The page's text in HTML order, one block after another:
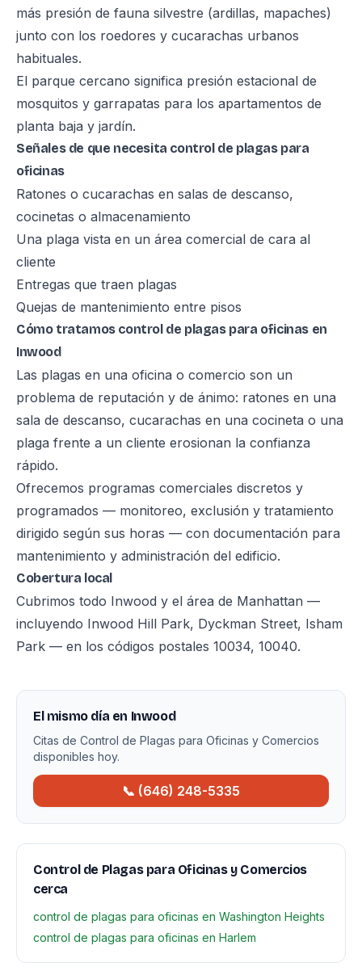
más presión de fauna silvestre (ardillas, mapaches)
junto con los roedores y cucarachas urbanos
habituales.
El parque cercano significa presión estacional de
mosquitos y garrapatas para los apartamentos de
planta baja y jardín.
Señales de que necesita control de plagas para
oficinas
Ratones o cucarachas en salas de descanso,
cocinetas o almacenamiento
Una plaga vista en un área comercial de cara al
cliente
Entregas que traen plagas
Quejas de mantenimiento entre pisos
Cómo tratamos control de plagas para oficinas en
Inwood
Las plagas en una oficina o comercio son un
problema de reputación y de ánimo: ratones en una
sala de descanso, cucarachas en una cocineta o una
plaga frente a un cliente erosionan la confianza
rápido.
Ofrecemos programas comerciales discretos y
programados — monitoreo, exclusión y tratamiento
dirigido según sus horas — con documentación para
mantenimiento y administración del edificio.
Cobertura local
Cubrimos todo Inwood y el área de Manhattan —
incluyendo Inwood Hill Park, Dyckman Street, Isham
Park — en los códigos postales 10034, 10040.
El mismo día en Inwood
Citas de Control de Plagas para Oficinas y Comercios
disponibles hoy.
📞 (646) 248-5335
Control de Plagas para Oficinas y Comercios
cerca
control de plagas para oficinas en Washington Heights
control de plagas para oficinas en Harlem